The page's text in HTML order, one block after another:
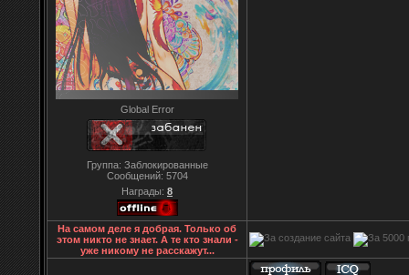
Global Error
Группа: Заблокированные
Сообщений: 5704
Награды: 8
На самом деле я добрая. Только об
этом никто не знает. А те кто знали -
уже никому не расскажут...